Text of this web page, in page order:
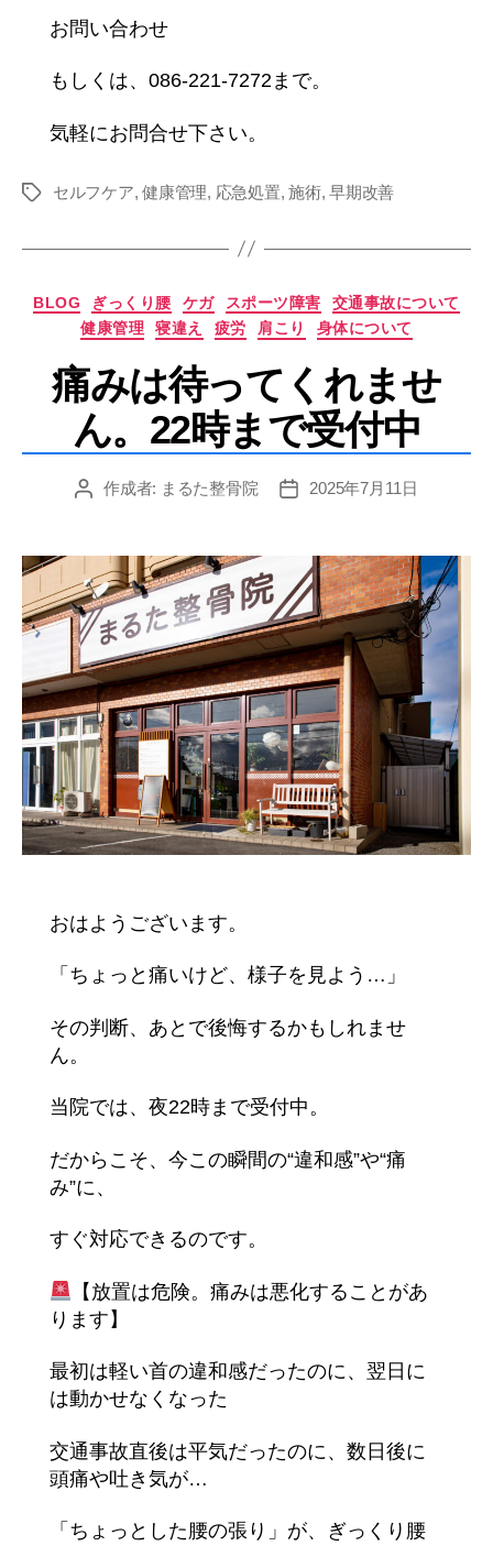
お問い合わせ
もしくは、086-221-7272まで。
気軽にお問合せ下さい。
タ
セルフケア,健康管理, 応急処置,施術,早期改善
カ
テ
ゴ
リ
ー
BLOG ぎっくり腰 ケガ スポーツ障害
交通事故について
健康管理
寝違え 疲労 肩こり 身体について
痛みは待ってくれませ
ん。22時まで受付中
投 作成者: まるた整骨院
投
2025年7月11日
おはようございます。
「ちょっと痛いけど、様子を見よう…」
その判断、あとで後悔するかもしれませ
ん。
当院では、夜22時まで受付中。
だからこそ、今この瞬間の“違和感”や“痛
み”に、
すぐ対応できるのです。
【放置は危険。痛みは悪化することがあ
ります】
最初は軽い首の違和感だったのに、翌日に
は動かせなくなった
交通事故直後は平気だったのに、数日後に
頭痛や吐き気が…
「ちょっとした腰の張り」が、ぎっくり腰